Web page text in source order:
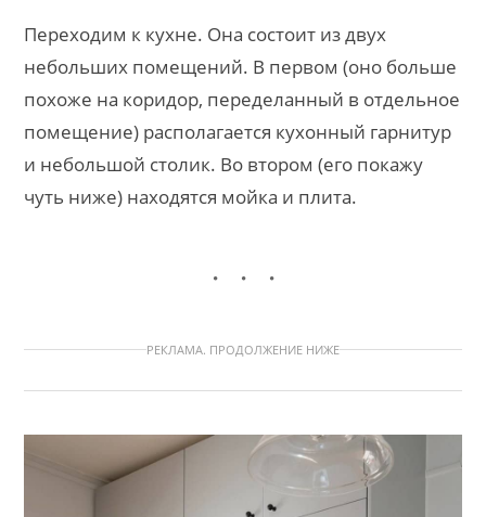
Переходим к кухне. Она состоит из двух
небольших помещений. В первом (оно больше
похоже на коридор, переделанный в отдельное
помещение) располагается кухонный гарнитур
и небольшой столик. Во втором (его покажу
чуть ниже) находятся мойка и плита.
РЕКЛАМА. ПРОДОЛЖЕНИЕ НИЖЕ